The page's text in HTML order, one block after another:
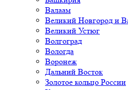
Валаам
Великий Новгород и
Великий Устюг
Волгоград
Вологда
Воронеж
Дальний Восток
Золотое кольцо России